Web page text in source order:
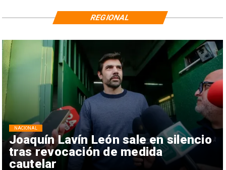
Joaquín Lavín León sale en silencio
tras revocación de medida
cautelar
NACIONAL
REGIONAL